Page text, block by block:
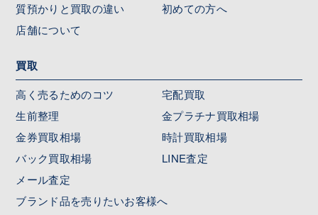
質預かりと買取の違い
初めての方へ
店舗について
買取
高く売るためのコツ
宅配買取
生前整理
金プラチナ買取相場
金券買取相場
時計買取相場
バック買取相場
LINE査定
メール査定
ブランド品を売りたいお客様へ